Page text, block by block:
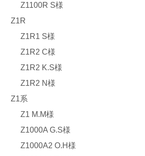
Z1100R S様
Z1R
Z1R1 S様
Z1R2 C様
Z1R2 K.S様
Z1R2 N様
Z1系
Z1 M.M様
Z1000A G.S様
Z1000A2 O.H様